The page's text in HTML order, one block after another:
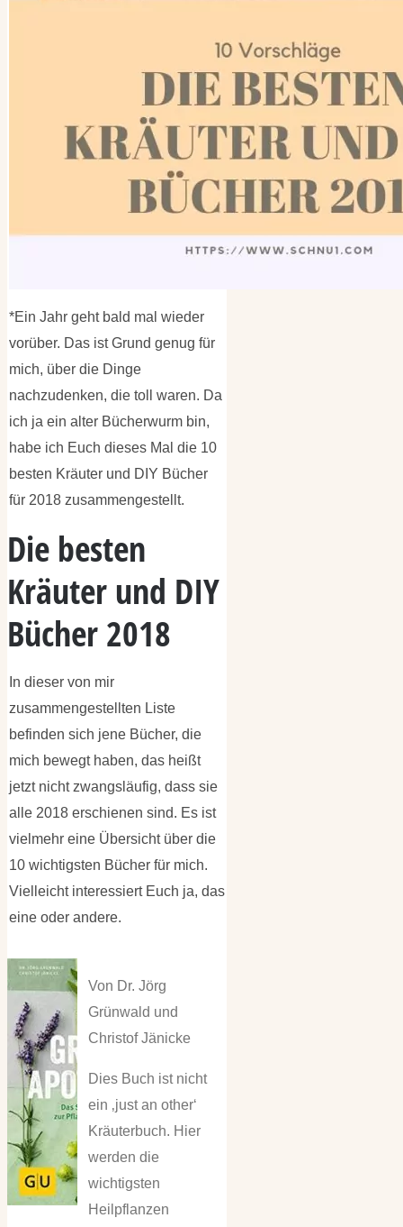
*Ein Jahr geht bald mal wieder
vorüber. Das ist Grund genug für
mich, über die Dinge
nachzudenken, die toll waren. Da
ich ja ein alter Bücherwurm bin,
habe ich Euch dieses Mal die 10
besten Kräuter und DIY Bücher
für 2018 zusammengestellt.
Die besten
Kräuter und DIY
Bücher 2018
In dieser von mir
zusammengestellten Liste
befinden sich jene Bücher, die
mich bewegt haben, das heißt
jetzt nicht zwangsläufig, dass sie
alle 2018 erschienen sind. Es ist
vielmehr eine Übersicht über die
10 wichtigsten Bücher für mich.
Vielleicht interessiert Euch ja, das
eine oder andere.
Von Dr. Jörg
Grünwald und
Christof Jänicke
Dies Buch ist nicht
ein ‚just an other‘
Kräuterbuch. Hier
werden die
wichtigsten
Heilpflanzen